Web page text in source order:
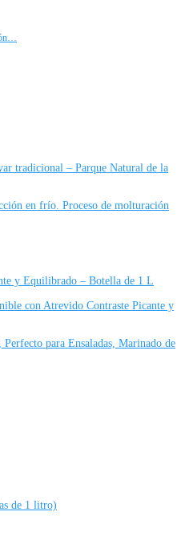
tradicional – Parque Natural de la
en frío. Proceso de molturación
y Equilibrado – Botella de 1 L
con Atrevido Contraste Picante y
para Ensaladas, Marinado de
de 1 litro)